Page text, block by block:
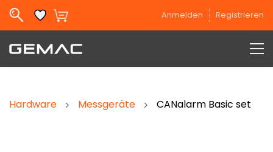
Skip to
main
content
Anmelden Registrieren
Hardware Messgeräte CANalarm Basic set